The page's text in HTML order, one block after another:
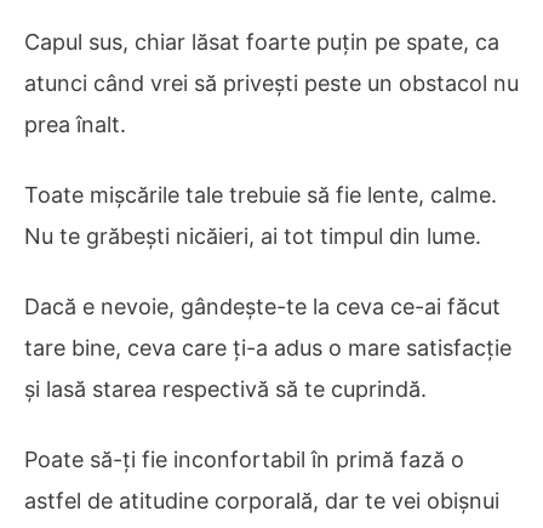
Capul sus, chiar lăsat foarte puțin pe spate, ca
atunci când vrei să privești peste un obstacol nu
prea înalt.
Toate mișcările tale trebuie să fie lente, calme.
Nu te grăbești nicăieri, ai tot timpul din lume.
Dacă e nevoie, gândește-te la ceva ce-ai făcut
tare bine, ceva care ți-a adus o mare satisfacție
și lasă starea respectivă să te cuprindă.
Poate să-ți fie inconfortabil în primă fază o
astfel de atitudine corporală, dar te vei obișnui